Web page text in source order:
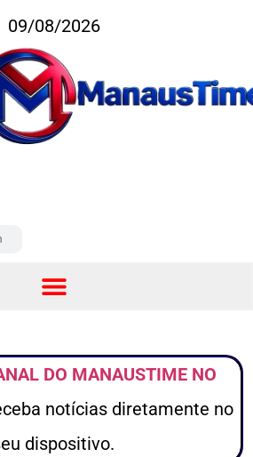
09/08/2026
DO MANAUSTIME NO
notícias diretamente no
dispositivo.